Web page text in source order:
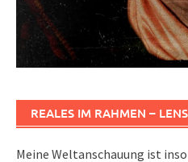
REALES IM RAHMEN –
Meine Weltanschauung ist